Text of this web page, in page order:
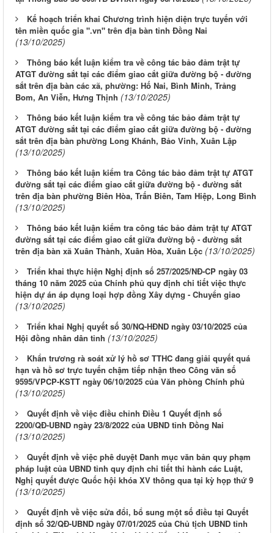
Kế hoạch triển khai Chương trình hiện diện trực tuyến với
tên miền quốc gia ".vn" trên địa bàn tỉnh Đồng Nai
(13/10/2025)
Thông báo kết luận kiểm tra về công tác bảo đảm trật tự
ATGT đường sắt tại các điểm giao cắt giữa đường bộ - đường
sắt trên địa bàn các xã, phường: Hố Nai, Bình Minh, Trảng
Bom, An Viễn, Hưng Thịnh (13/10/2025)
Thông báo kết luận kiểm tra về công tác bảo đảm trật tự
ATGT đường sắt tại các điểm giao cắt giữa đường bộ - đường
sắt trên địa bàn phường Long Khánh, Bảo Vinh, Xuân Lập
(13/10/2025)
Thông báo kết luận kiểm tra Công tác bảo đảm trật tự ATGT
đường sắt tại các điểm giao cắt giữa đường bộ - đường sắt
trên địa bàn phường Biên Hòa, Trấn Biên, Tam Hiệp, Long Bình
(13/10/2025)
Thông báo kết luận kiểm tra công tác bảo đảm trật tự ATGT
đường sắt tại các điểm giao cắt giữa đường bộ - đường sắt
trên địa bàn xã Xuân Thành, Xuân Hòa, Xuân Lộc (13/10/2025)
Triển khai thực hiện Nghị định số 257/2025/NĐ-CP ngày 03
tháng 10 năm 2025 của Chính phủ quy định chi tiết việc thực
hiện dự án áp dụng loại hợp đồng Xây dựng - Chuyển giao
(13/10/2025)
Triển khai Nghị quyết số 30/NQ-HĐND ngày 03/10/2025 của
Hội đồng nhân dân tỉnh (13/10/2025)
Khẩn trương rà soát xử lý hồ sơ TTHC đang giải quyết quá
hạn và hồ sơ trực tuyến chậm tiếp nhận theo Công văn số
9595/VPCP-KSTT ngày 06/10/2025 của Văn phòng Chính phủ
(13/10/2025)
Quyết định về việc điều chỉnh Điều 1 Quyết định số
2200/QĐ-UBND ngày 23/8/2022 của UBND tỉnh Đồng Nai
(13/10/2025)
Quyết định về việc phê duyệt Danh mục văn bản quy phạm
pháp luật của UBND tỉnh quy định chi tiết thi hành các Luật,
Nghị quyết được Quốc hội khóa XV thông qua tại kỳ họp thứ 9
(13/10/2025)
Quyết định về việc sửa đổi, bổ sung một số điều tại Quyết
định số 32/QĐ-UBND ngày 07/01/2025 của Chủ tịch UBND tỉnh